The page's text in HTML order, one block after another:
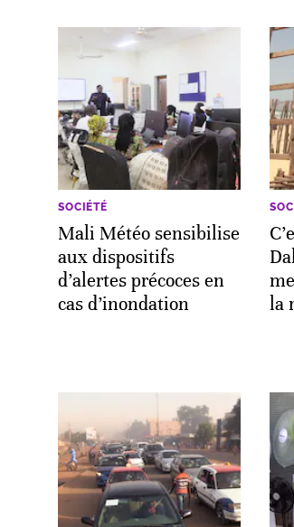
SOCIÉTÉ
Mali Météo sensibilise
aux dispositifs
d’alertes précoces en
cas d’inondation
la